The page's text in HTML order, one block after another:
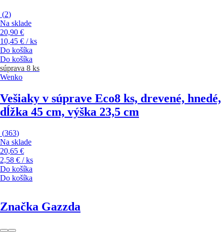
(2)
Na sklade
20,90 €
10,45 € / ks
Do košíka
Do košíka
súprava 8 ks
Wenko
Vešiaky v súprave Eco8 ks, drevené, hnedé,
dĺžka 45 cm, výška 23,5 cm
(363)
Na sklade
20,65 €
2,58 € / ks
Do košíka
Do košíka
Značka Gazzda